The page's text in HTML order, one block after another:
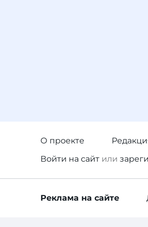
О проекте
Войти на сайт или
Реклама на сайте